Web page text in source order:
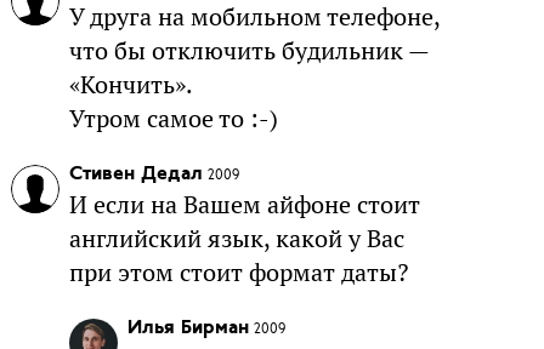
У друга на мобильном телефоне,
что бы отключить будильник —
«Кончить».
Утром самое то :-)
Стивен Дедал 2009
И если на Вашем айфоне стоит
английский язык, какой у Вас
при этом стоит формат даты?
Илья Бирман 2009